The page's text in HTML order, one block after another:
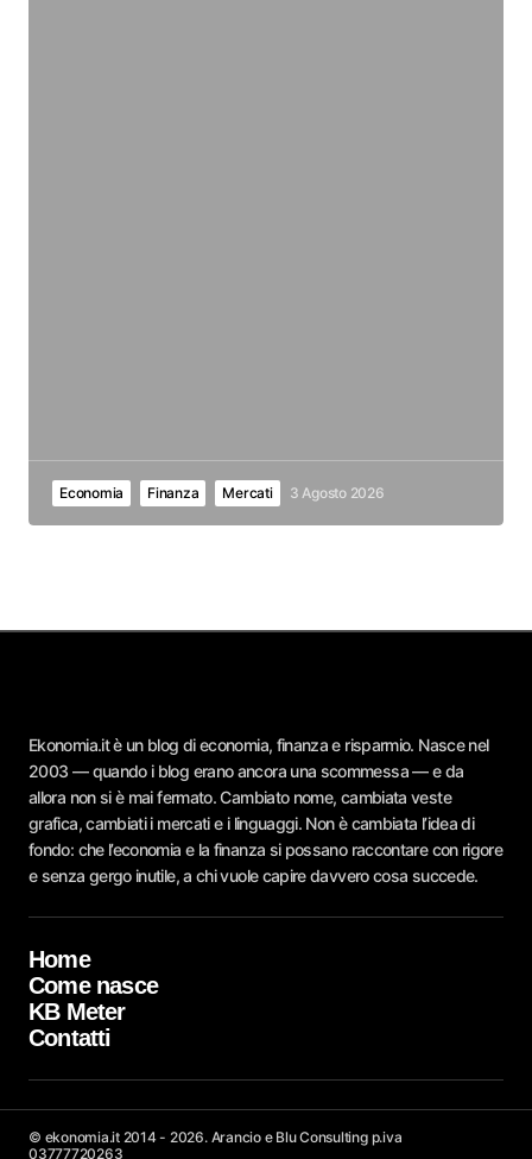
Economia Finanza Mercati 3 Agosto 2026
Ekonomia.it è un blog di economia, finanza e risparmio. Nasce nel
2003 — quando i blog erano ancora una scommessa — e da
allora non si è mai fermato. Cambiato nome, cambiata veste
grafica, cambiati i mercati e i linguaggi. Non è cambiata l’idea di
fondo: che l’economia e la finanza si possano raccontare con rigore
e senza gergo inutile, a chi vuole capire davvero cosa succede.
Home
Come nasce
KB Meter
Contatti
© ekonomia.it 2014 - 2026. Arancio e Blu Consulting p.iva
03777720263